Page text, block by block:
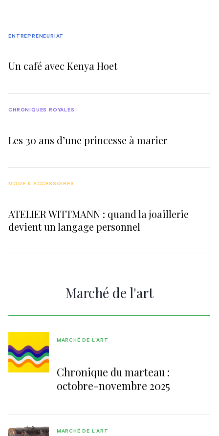
Un café avec Kenya Hoet
ENTREPRENEURIAT
Les 30 ans d’une princesse à marier
CHRONIQUES ROYALES
ATELIER WITTMANN : quand la joaillerie
devient un langage personnel
MODE & ACCESSOIRES
Marché de l'art
Chronique du marteau :
octobre-novembre 2025
MARCHÉ DE L'ART
MARCHÉ DE L'ART